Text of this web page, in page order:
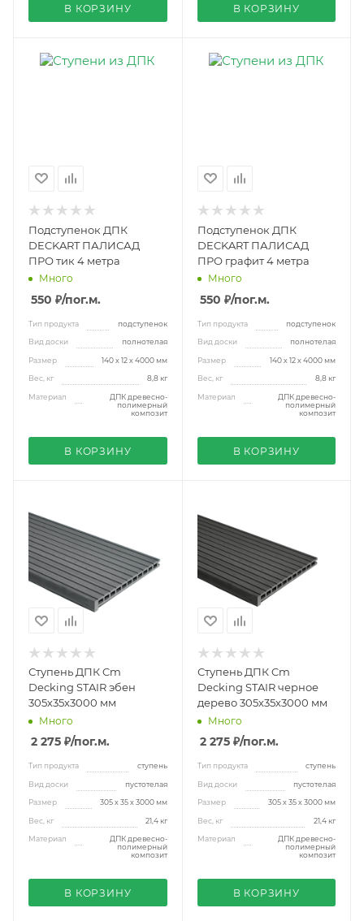
В КОРЗИНУ В КОРЗИНУ
Подступенок ДПК
DECKART ПАЛИСАД
ПРО тик 4 метра
Много
550 ₽/пог.м.
Тип продукта подступенок
Вид доски полнотелая
Размер 140 х 12 х 4000 мм
Вес, кг 8,8 кг
Материал
ДПК древесно-
полимерный
композит
В КОРЗИНУ
Подступенок ДПК
DECKART ПАЛИСАД
ПРО графит 4 метра
Много
550 ₽/пог.м.
Тип продукта подступенок
Вид доски полнотелая
Размер 140 х 12 х 4000 мм
Вес, кг 8,8 кг
Материал
ДПК древесно-
полимерный
композит
В КОРЗИНУ
Ступень ДПК Cm
Decking STAIR эбен
305х35х3000 мм
Много
2 275 ₽/пог.м.
Тип продукта ступень
Вид доски пустотелая
Размер 305 х 35 х 3000 мм
Вес, кг 21,4 кг
Материал
ДПК древесно-
полимерный
композит
В КОРЗИНУ
Ступень ДПК Cm
Decking STAIR черное
дерево 305х35х3000 мм
Много
2 275 ₽/пог.м.
Тип продукта ступень
Вид доски пустотелая
Размер 305 х 35 х 3000 мм
Вес, кг 21,4 кг
Материал
ДПК древесно-
полимерный
композит
В КОРЗИНУ